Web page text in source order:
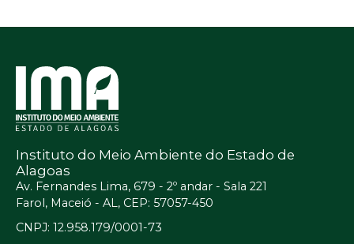
Instituto do Meio Ambiente do Estado de
Alagoas
Av. Fernandes Lima, 679 - 2º andar - Sala 221
Farol, Maceió - AL, CEP: 57057-450
CNPJ: 12.958.179/0001-73